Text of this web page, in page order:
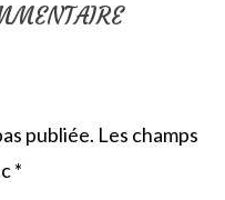
publiée. Les champs
*